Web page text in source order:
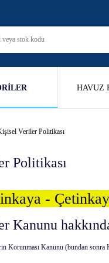
HAVUZ
Veriler Politikası
Politikası
-
Kanunu
Korunması Kanunu (bundan sonra